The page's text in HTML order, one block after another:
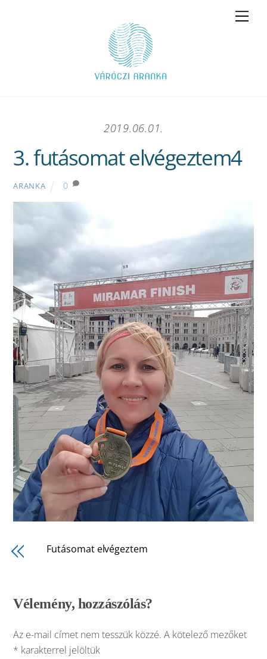
2019.06.01.
3. futásomat elvégeztem4
ARANKA 0
Futásomat elvégeztem
Vélemény, hozzászólás?
Az e-mail címet nem tesszük közzé. A kötelező mezőket
* karakterrel jelöltük